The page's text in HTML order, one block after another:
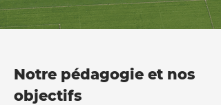
Notre pédagogie et nos
objectifs